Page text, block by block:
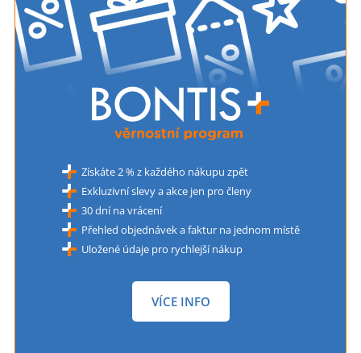
Získáte 2 % z každého nákupu zpět
Exkluzivní slevy a akce jen pro členy
30 dní na vrácení
Přehled objednávek a faktur na jednom místě
Uložené údaje pro rychlejší nákup
VÍCE INFO